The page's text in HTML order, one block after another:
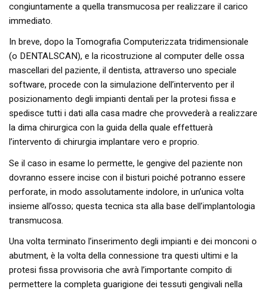
congiuntamente a quella transmucosa per realizzare il carico
immediato.
In breve, dopo la Tomografia Computerizzata tridimensionale
(o DENTALSCAN), e la ricostruzione al computer delle ossa
mascellari del paziente, il dentista, attraverso uno speciale
software, procede con la simulazione dell’intervento per il
posizionamento degli impianti dentali per la protesi fissa e
spedisce tutti i dati alla casa madre che provvederà a realizzare
la dima chirurgica con la guida della quale effettuerà
l’intervento di chirurgia implantare vero e proprio.
Se il caso in esame lo permette, le gengive del paziente non
dovranno essere incise con il bisturi poiché potranno essere
perforate, in modo assolutamente indolore, in un’unica volta
insieme all’osso; questa tecnica sta alla base dell’implantologia
transmucosa.
Una volta terminato l’inserimento degli impianti e dei monconi o
abutment, è la volta della connessione tra questi ultimi e la
protesi fissa provvisoria che avrà l’importante compito di
permettere la completa guarigione dei tessuti gengivali nella